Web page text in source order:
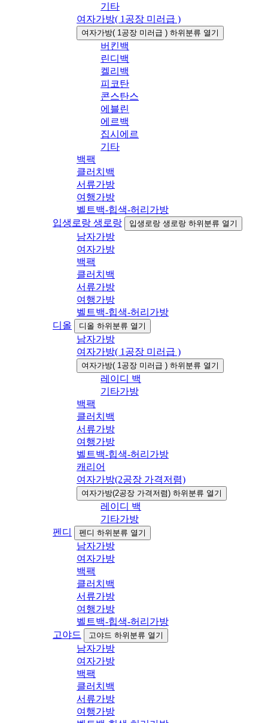
기타
여자가방( 1공장 미러급 )
여자가방( 1공장 미러급 ) 하위분류 열기
버킨백
린디백
켈리백
피코탄
콘스탄스
에블린
에르백
집시에르
기타
백팩
클러치백
서류가방
여행가방
벨트백-힙색-허리가방
입생로랑 생로랑
입생로랑 생로랑 하위분류 열기
남자가방
여자가방
백팩
클러치백
서류가방
여행가방
벨트백-힙색-허리가방
디올
디올 하위분류 열기
남자가방
여자가방( 1공장 미러급 )
여자가방( 1공장 미러급 ) 하위분류 열기
레이디 백
기타가방
백팩
클러치백
서류가방
여행가방
벨트백-힙색-허리가방
캐리어
여자가방(2공장 가격저렴)
여자가방(2공장 가격저렴) 하위분류 열기
레이디 백
기타가방
펜디
펜디 하위분류 열기
남자가방
여자가방
백팩
클러치백
서류가방
여행가방
벨트백-힙색-허리가방
고야드
고야드 하위분류 열기
남자가방
여자가방
백팩
클러치백
서류가방
여행가방